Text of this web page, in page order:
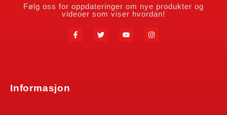
Følg oss for oppdateringer om nye produkter og
videoer som viser hvordan!
Informasjon